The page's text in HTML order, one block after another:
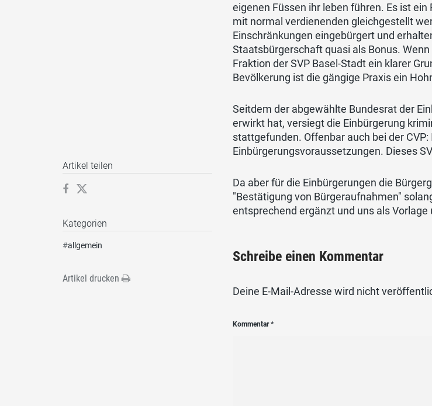
eigenen Füssen ihr leben führen. Es ist
mit normal verdienenden gleichgestellt
Einschränkungen eingebürgert und
Staatsbürgerschaft quasi als Bonus.
Fraktion der SVP Basel-Stadt ein klarer
Bevölkerung ist die gängige Praxis ein
Seitdem der abgewählte Bundesrat der
erwirkt hat, versiegt die Einbürgerung
stattgefunden. Offenbar auch bei der
Einbürgerungsvoraussetzungen. Dieses
Da aber für die Einbürgerungen die
"Bestätigung von Bürgeraufnahmen"
entsprechend ergänzt und uns als
Schreibe einen Kommentar
Deine E-Mail-Adresse wird nicht
Kommentar*
Artikel teilen
Kategorien
#allgemein
Artikel drucken